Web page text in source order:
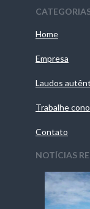
Home
Empresa
Laudos
Trabalhe
Contato
NOTÍCIAS